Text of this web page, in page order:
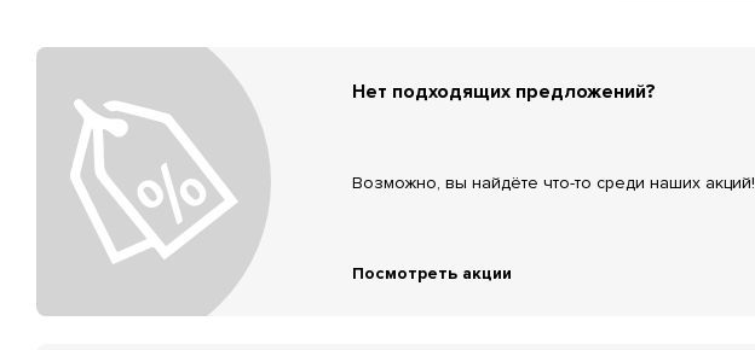
Нет подходящих предложений?
Возможно, вы найдёте что-то среди наших акций!
Посмотреть акции